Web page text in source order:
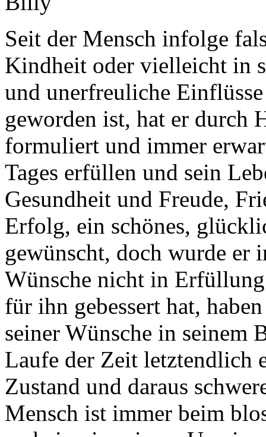
Seit der Mensch infolge
Kindheit oder vielleicht in
und unerfreuliche
geworden ist, hat er durch
formuliert und immer
Tages erfüllen und sein
Gesundheit und Freude,
Erfolg, ein schönes,
gewünscht, doch wurde er
Wünsche nicht in
für ihn gebessert hat,
seiner Wünsche in seinem
Laufe der Zeit letztendlich
Zustand und daraus
Mensch ist immer beim